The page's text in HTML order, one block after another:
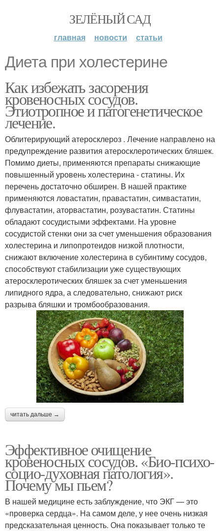
ЗЕЛЁНЫЙ САД
главная новости статьи
Диета при холестерине
Как избежать засорения
кровеносных сосудов.
Этиотропное и патогенетическое
лечение.
Облитерирующий атеросклероз . Лечение направлено на
предупреждение развития атеросклеротических бляшек.
Помимо диеты, применяются препараты снижающие
повышенный уровень холестерина - статины. Их
перечень достаточно обширен. В нашей практике
применяются ловастатин, правастатин, симвастатин,
флувастатин, аторвастатин, розувастатин. Статины
обладают сосудистыми эффектами. На уровне
сосудистой стенки они за счет уменьшения образования
холестерина и липопротеидов низкой плотности,
снижают включение холестерина в субинтиму сосудов,
способствуют стабилизации уже существующих
атеросклеротических бляшек за счет уменьшения
липидного ядра, а следовательно, снижают риск
разрыва бляшки и тромбообразования.
читать дальше →
Эффективное очищение
кровеносных сосудов. «Био-психо-
социо-духовная патология».
Почему мы пьем?
В нашей медицине есть заблуждение, что ЭКГ — это
«проверка сердца». На самом деле, у нее очень низкая
предсказательная ценность. Она показывает только те